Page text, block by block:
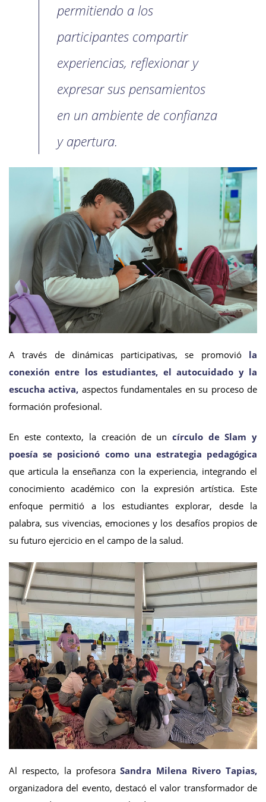
permitiendo a los
participantes compartir
experiencias, reflexionar y
expresar sus pensamientos
en un ambiente de confianza
y apertura.
A través de dinámicas participativas, se promovió la
conexión entre los estudiantes, el autocuidado y la
escucha activa, aspectos fundamentales en su proceso de
formación profesional.
En este contexto, la creación de un círculo de Slam y
poesía se posicionó como una estrategia pedagógica
que articula la enseñanza con la experiencia, integrando el
conocimiento académico con la expresión artística. Este
enfoque permitió a los estudiantes explorar, desde la
palabra, sus vivencias, emociones y los desafíos propios de
su futuro ejercicio en el campo de la salud.
Al respecto, la profesoraSandra Milena Rivero Tapias,
organizadora del evento, destacó el valor transformador de